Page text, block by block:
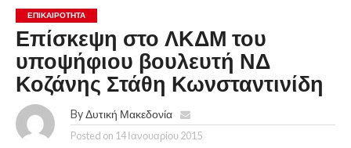
ΕΠΙΚΑΙΡΟΤΗΤΑ
Επίσκεψη στο ΛΚΔΜ του
υποψήφιου βουλευτή ΝΔ
Κοζάνης Στάθη Κωνσταντινίδη
By Δυτική Μακεδονία
Posted on 14 Ιανουαρίου 2015